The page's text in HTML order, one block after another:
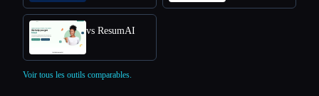
vs ResumAI
Voir tous les outils comparables.